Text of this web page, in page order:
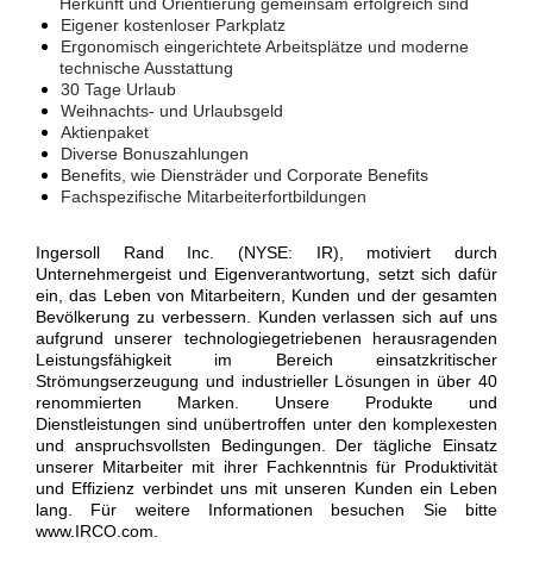
Eigener kostenloser Parkplatz
Ergonomisch eingerichtete Arbeitsplätze und moderne
technische Ausstattung
30 Tage Urlaub
Weihnachts- und Urlaubsgeld
Aktienpaket
Diverse Bonuszahlungen
Benefits, wie Diensträder und Corporate Benefits
Fachspezifische Mitarbeiterfortbildungen
Ingersoll Rand Inc. (NYSE: IR), motiviert durch
Unternehmergeist und Eigenverantwortung, setzt sich dafür
ein, das Leben von Mitarbeitern, Kunden und der gesamten
Bevölkerung zu verbessern. Kunden verlassen sich auf uns
aufgrund unserer technologiegetriebenen herausragenden
Leistungsfähigkeit im Bereich einsatzkritischer
Strömungserzeugung und industrieller Lösungen in über 40
renommierten Marken. Unsere Produkte und
Dienstleistungen sind unübertroffen unter den komplexesten
und anspruchsvollsten Bedingungen. Der tägliche Einsatz
unserer Mitarbeiter mit ihrer Fachkenntnis für Produktivität
und Effizienz verbindet uns mit unseren Kunden ein Leben
lang. Für weitere Informationen besuchen Sie bitte
www.IRCO.com.